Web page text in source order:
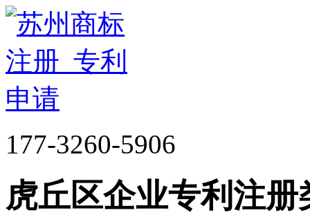
177-3260-5906
虎丘区企业专利注